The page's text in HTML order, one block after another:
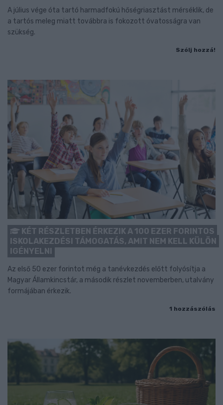
A július vége óta tartó harmadfokú hőségriasztást mérséklik, de
a tartós meleg miatt továbbra is fokozott óvatosságra van
szükség.
Szólj hozzá!
KÉT RÉSZLETBEN ÉRKEZIK A 100 EZER FORINTOS
ISKOLAKEZDÉSI TÁMOGATÁS, AMIT NEM KELL KÜLÖN
IGÉNYELNI
Az első 50 ezer forintot még a tanévkezdés előtt folyósítja a
Magyar Államkincstár, a második részlet novemberben, utalvány
formájában érkezik.
1 hozzászólás